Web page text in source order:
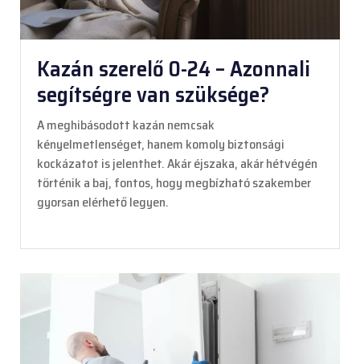
Kazán szerelő 0-24 – Azonnali
segítségre van szüksége?
A meghibásodott kazán nemcsak
kényelmetlenséget, hanem komoly biztonsági
kockázatot is jelenthet. Akár éjszaka, akár hétvégén
történik a baj, fontos, hogy megbízható szakember
gyorsan elérhető legyen.